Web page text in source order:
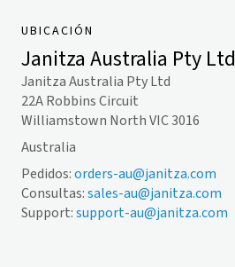
UBICACIÓN
Janitza Australia Pty Ltd
Janitza Australia Pty Ltd
22A Robbins Circuit
Williamstown North VIC 3016
Australia
Pedidos:orders-au@janitza.com
Consultas:sales-au@janitza.com
Support:support-au@janitza.com